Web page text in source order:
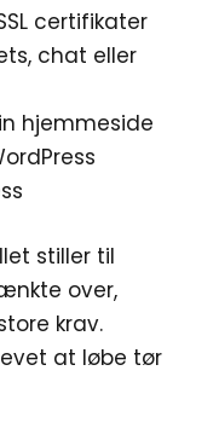
certifikater
chat eller
hjemmeside
stiller til
over,
krav.
at løbe tør